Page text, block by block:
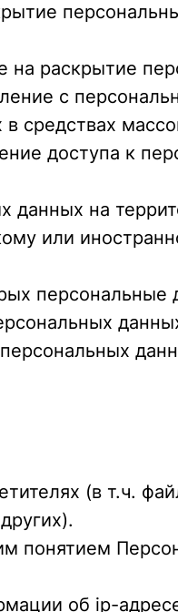
на раскрытие
с
средствах
доступа к
данных на
или
(в т.ч.
понятием
об ip-